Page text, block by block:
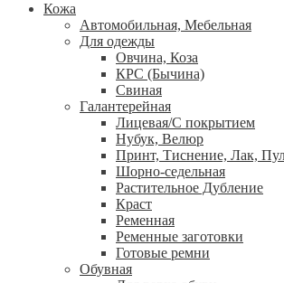
Кожа
Автомобильная, Мебельная
Для одежды
Овчина, Коза
КРС (Бычина)
Свиная
Галантерейная
Лицевая/С покрытием
Нубук, Велюр
Принт, Тиснение, Лак,
Шорно-седельная
Растительное Дубление
Краст
Ременная
Ременные заготовки
Готовые ремни
Обувная